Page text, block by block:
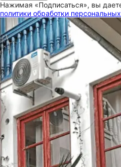
Нажимая «Подписаться», вы
политики обработки